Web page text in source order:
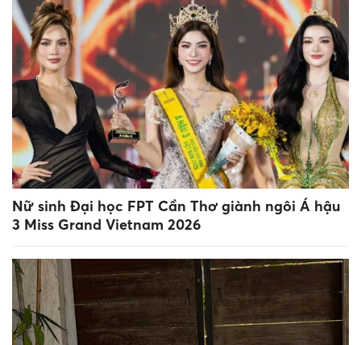
Nữ sinh Đại học FPT Cần Thơ giành ngôi Á hậu
3 Miss Grand Vietnam 2026